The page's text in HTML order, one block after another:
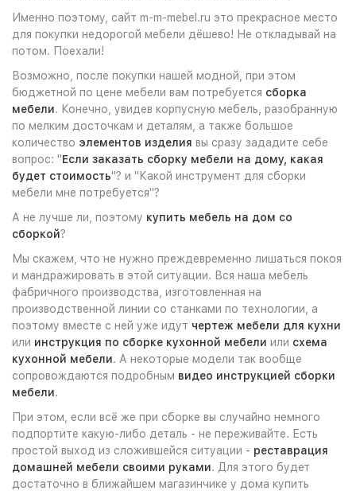
Именно поэтому, сайт m-m-mebel.ru это прекрасное место
для покупки недорогой мебели дёшево! Не откладывай на
потом. Поехали!
Возможно, после покупки нашей модной, при этом
бюджетной по цене мебели вам потребуется сборка
мебели. Конечно, увидев корпусную мебель, разобранную
по мелким досточкам и деталям, а также большое
количество элементов изделия вы сразу зададите себе
вопрос: "Если заказать сборку мебели на дому, какая
будет стоимость"? и "Какой инструмент для сборки
мебели мне потребуется"?
А не лучше ли, поэтому купить мебель на дом со
сборкой?
Мы скажем, что не нужно преждевременно лишаться покоя
и мандражировать в этой ситуации. Вся наша мебель
фабричного производства, изготовленная на
производственной линии со станками по технологии, а
поэтому вместе с ней уже идут чертеж мебели для кухни
или инструкция по сборке кухонной мебели или схема
кухонной мебели. А некоторые модели так вообще
сопровождаются подробным видео инструкцией сборки
мебели.
При этом, если всё же при сборке вы случайно немного
подпортите какую-либо деталь - не переживайте. Есть
простой выход из сложившейся ситуации - реставрация
домашней мебели своими руками. Для этого будет
достаточно в ближайшем магазинчике у дома купить